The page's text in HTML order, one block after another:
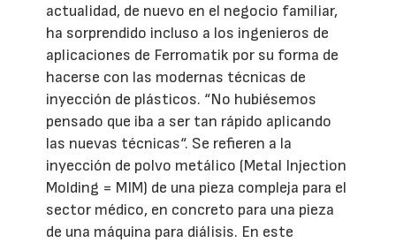
actualidad, de nuevo en el negocio familiar,
ha sorprendido incluso a los ingenieros de
aplicaciones de Ferromatik por su forma de
hacerse con las modernas técnicas de
inyección de plásticos. “No hubiésemos
pensado que iba a ser tan rápido aplicando
las nuevas técnicas“. Se refieren a la
inyección de polvo metálico (Metal Injection
Molding = MIM) de una pieza compleja para el
sector médico, en concreto para una pieza
de una máquina para diálisis. En este